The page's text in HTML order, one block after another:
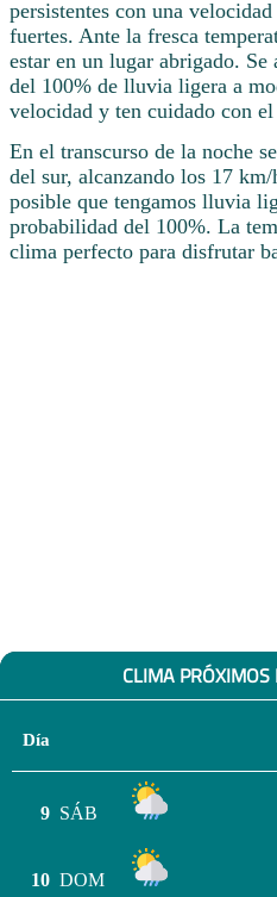
persistentes con una
fuertes. Ante la fresca
estar en un lugar abrigado.
del 100% de lluvia ligera a
velocidad y ten cuidado con
En el transcurso de la noche
del sur, alcanzando los 17
posible que tengamos lluvia
probabilidad del 100%. La
clima perfecto para disfrutar
CLIMA
Día
9 SÁB
10 DOM